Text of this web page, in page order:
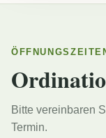
Bitte vereinbaren
Termin.